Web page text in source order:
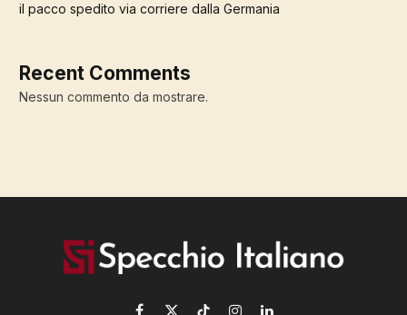
il pacco spedito via corriere dalla Germania
Recent Comments
Nessun commento da mostrare.